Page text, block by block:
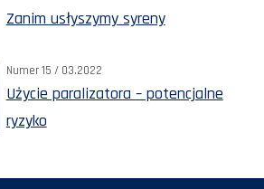
Zanim usłyszymy syreny
Numer 15 / 03.2022
Użycie paralizatora – potencjalne
ryzyko